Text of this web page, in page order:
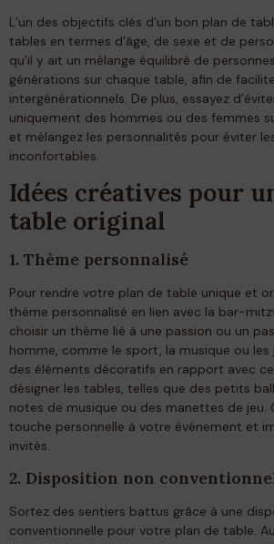
L’un des objectifs clés d’un bon plan de
tables en termes d’âge, de sexe et de
qu’il y ait un mélange équilibré de
générations sur chaque table, afin de
intergénérationnels. De plus, essayez
uniquement des hommes ou des femmes
et mélangez les personnalités pour éviter
inconfortables.
Idées créatives pour
table original
1. Thème personnalisé
Pour rendre votre plan de table unique et
thème personnalisé en lien avec la bar-
choisir un thème lié à une passion ou un
homme, comme le sport, la musique ou les
des éléments décoratifs en rapport avec
désigner les tables, telles que des petits
notes de musique ou des manettes de jeu.
touche personnelle à votre événement et
invités.
2. Disposition non
Sortez des sentiers battus grâce à une
conventionnelle pour votre plan de table.